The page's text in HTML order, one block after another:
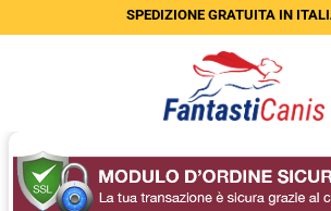
SPEDIZIONE GRATUITA IN